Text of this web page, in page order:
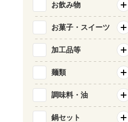
お飲み物
お菓子・スイーツ
加工品等
麺類
調味料・油
鍋セット